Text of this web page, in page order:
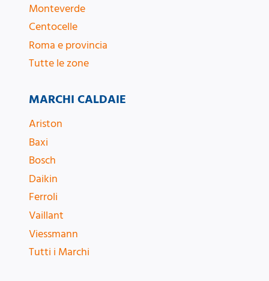
Monteverde
Centocelle
Roma e provincia
Tutte le zone
MARCHI CALDAIE
Ariston
Baxi
Bosch
Daikin
Ferroli
Vaillant
Viessmann
Tutti i Marchi